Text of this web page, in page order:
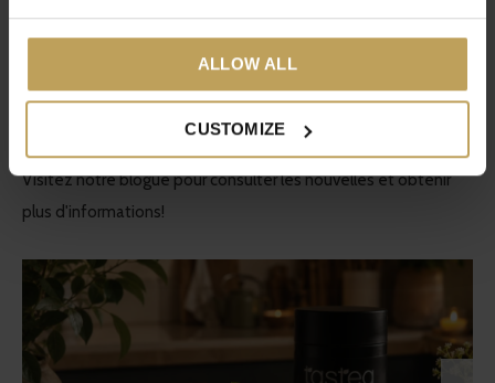
ALLOW ALL
CUSTOMIZE
Share Tweet Pin it
Articles récents
Visitez notre blogue pour consulter les nouvelles et obtenir
plus d'informations!